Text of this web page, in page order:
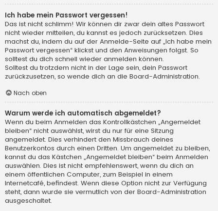
Ich habe mein Passwort vergessen!
Das ist nicht schlimm! Wir können dir zwar dein altes Passwort
nicht wieder mitteilen, du kannst es jedoch zurücksetzen. Dies
machst du, indem du auf der Anmelde-Seite auf „Ich habe mein
Passwort vergessen“ klickst und den Anweisungen folgst. So
solltest du dich schnell wieder anmelden können.
Solltest du trotzdem nicht in der Lage sein, dein Passwort
zurückzusetzen, so wende dich an die Board-Administration.
Nach oben
Warum werde ich automatisch abgemeldet?
Wenn du beim Anmelden das Kontrollkästchen „Angemeldet
bleiben“ nicht auswählst, wirst du nur für eine Sitzung
angemeldet. Dies verhindert den Missbrauch deines
Benutzerkontos durch einen Dritten. Um angemeldet zu bleiben,
kannst du das Kästchen „Angemeldet bleiben“ beim Anmelden
auswählen. Dies ist nicht empfehlenswert, wenn du dich an
einem öffentlichen Computer, zum Beispiel in einem
Internetcafé, befindest. Wenn diese Option nicht zur Verfügung
steht, dann wurde sie vermutlich von der Board-Administration
ausgeschaltet.